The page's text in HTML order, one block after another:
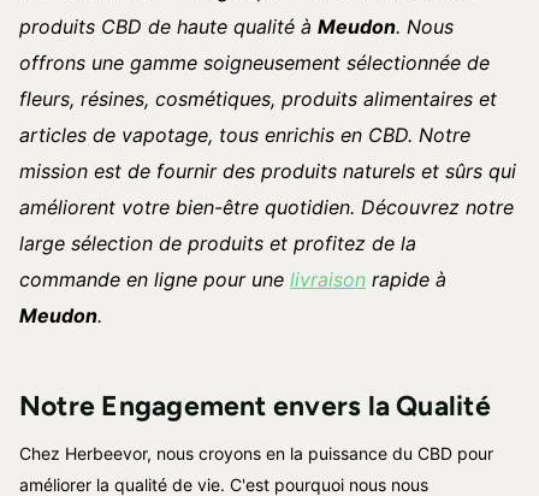
produits CBD de haute qualité à Meudon. Nous
offrons une gamme soigneusement sélectionnée de
fleurs, résines, cosmétiques, produits alimentaires et
articles de vapotage, tous enrichis en CBD. Notre
mission est de fournir des produits naturels et sûrs qui
améliorent votre bien-être quotidien. Découvrez notre
large sélection de produits et profitez de la
commande en ligne pour une livraison rapide à
Meudon.
Notre Engagement envers la Qualité
Chez Herbeevor, nous croyons en la puissance du CBD pour
améliorer la qualité de vie. C'est pourquoi nous nous